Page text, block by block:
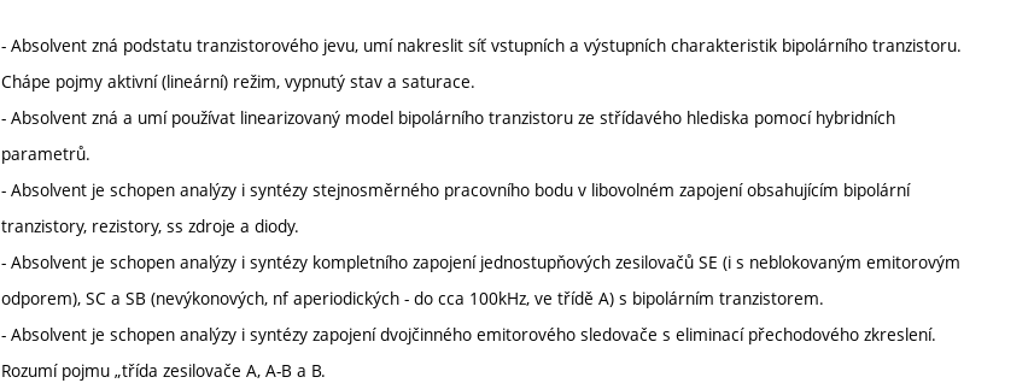
- Absolvent zná podstatu tranzistorového jevu, umí nakreslit síť vstupních a výstupních charakteristik bipolárního tranzistoru.
Chápe pojmy aktivní (lineární) režim, vypnutý stav a saturace.
- Absolvent zná a umí používat linearizovaný model bipolárního tranzistoru ze střídavého hlediska pomocí hybridních
parametrů.
- Absolvent je schopen analýzy i syntézy stejnosměrného pracovního bodu v libovolném zapojení obsahujícím bipolární
tranzistory, rezistory, ss zdroje a diody.
- Absolvent je schopen analýzy i syntézy kompletního zapojení jednostupňových zesilovačů SE (i s neblokovaným emitorovým
odporem), SC a SB (nevýkonových, nf aperiodických - do cca 100kHz, ve třídě A) s bipolárním tranzistorem.
- Absolvent je schopen analýzy i syntézy zapojení dvojčinného emitorového sledovače s eliminací přechodového zkreslení.
Rozumí pojmu „třída zesilovače A, A-B a B.